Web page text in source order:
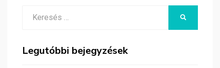
Legutóbbi bejegyzések